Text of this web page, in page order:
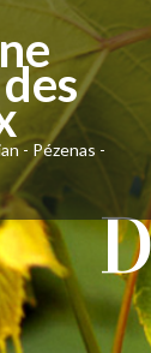
- Pézenas -